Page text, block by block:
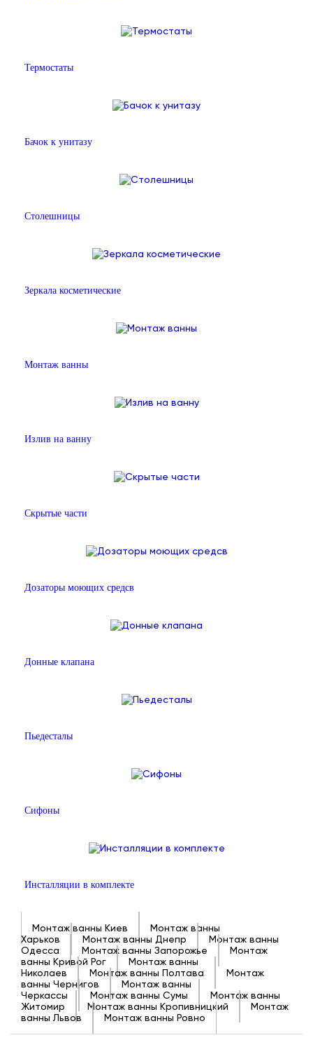
Термостаты
Бачок к унитазу
Столешницы
Зеркала косметические
Монтаж ванны
Излив на ванну
Скрытые части
Дозаторы моющих средсв
Донные клапана
Пьедесталы
Сифоны
Инсталляции в комплекте
Монтаж ванны Киев
Монтаж ванны
Харьков
Монтаж ванны Днепр
Монтаж ванны
Одесса
Монтаж ванны Запорожье
Монтаж
ванны Кривой Рог
Монтаж ванны
Николаев
Монтаж ванны Полтава
Монтаж
ванны Чернигов
Монтаж ванны
Черкассы
Монтаж ванны Сумы
Монтаж ванны
Житомир
Монтаж ванны Кропивницкий
Монтаж
ванны Львов
Монтаж ванны Ровно